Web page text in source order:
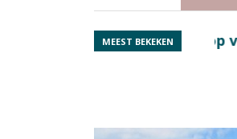
MEEST BEKEKEN